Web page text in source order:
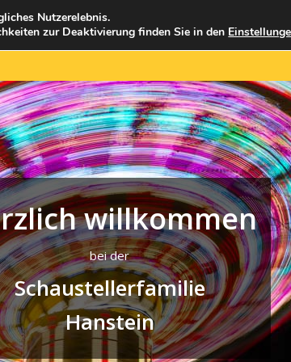
GASTRONOMIE
willkommen
bei der
Schaustellerfamilie
Hanstein
Nutzerelebnis.
zur Deaktivierung finden Sie in den